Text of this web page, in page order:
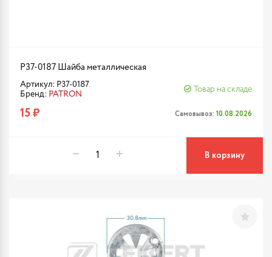
P37-0187 Шайба металлическая
Артикул: P37-0187
Бренд: PATRON
Товар на складе
15 ₽ Самовывоз: 10.08.2026
В корзину